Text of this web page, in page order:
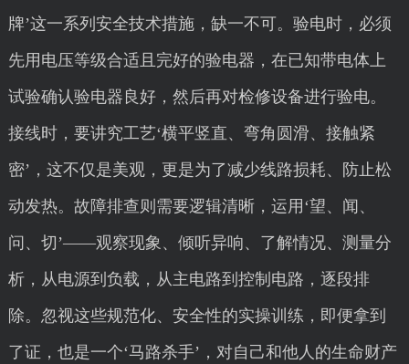
牌’这一系列安全技术措施，缺一不可。验电时，必须
先用电压等级合适且完好的验电器，在已知带电体上
试验确认验电器良好，然后再对检修设备进行验电。
接线时，要讲究工艺‘横平竖直、弯角圆滑、接触紧
密’，这不仅是美观，更是为了减少线路损耗、防止松
动发热。故障排查则需要逻辑清晰，运用‘望、闻、
问、切’——观察现象、倾听异响、了解情况、测量分
析，从电源到负载，从主电路到控制电路，逐段排
除。忽视这些规范化、安全性的实操训练，即便拿到
了证，也是一个‘马路杀手’，对自己和他人的生命财产